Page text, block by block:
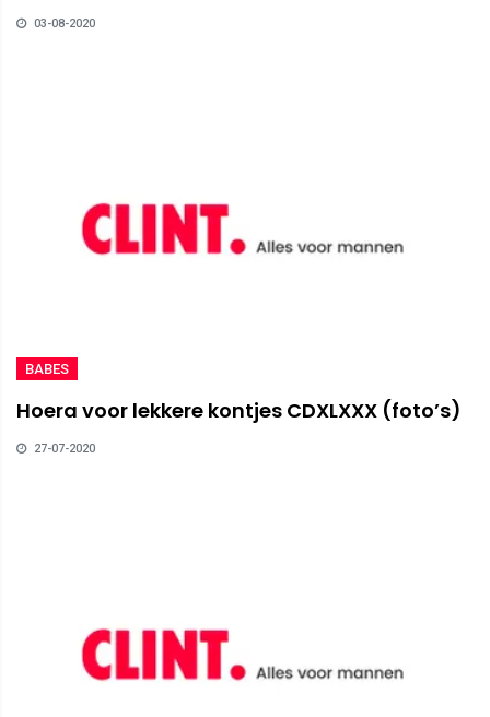
03-08-2020
BABES
Hoera voor lekkere kontjes CDXLXXX (foto’s)
27-07-2020